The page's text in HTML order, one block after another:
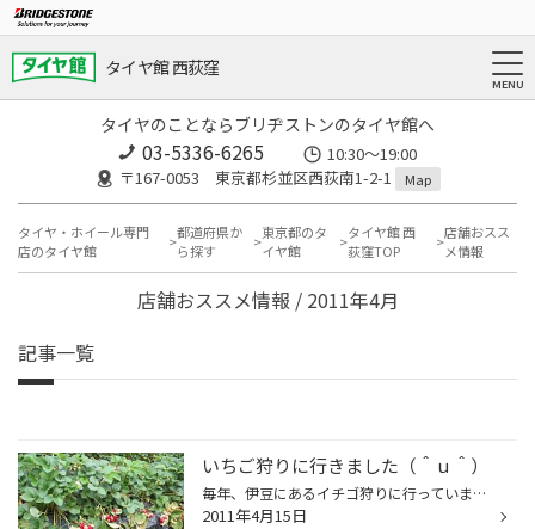
タイヤ館 西荻窪
タイヤのことならブリヂストンのタイヤ館へ
03-5336-6265
10:30～19:00
〒167-0053 東京都杉並区西荻南1-2-1
Map
タイヤ・ホイール専門
店のタイヤ館
都道府県か
ら探す
東京都のタ
イヤ館
タイヤ館 西
荻窪TOP
店舗おスス
メ情報
店舗おススメ情報 / 2011年4月
記事一覧
いちご狩りに行きました（＾ｕ＾）
毎年、伊豆にあるイチゴ狩りに行っていますが 今年はこの震災の影響もありお客さんが ほとんどいない状況で食べ放題でした（＾ｕ＾） 又１５日は『イチゴの日』ということで ジャムをプレゼントにもらうことも出来て 久々のリフレッシュを満喫してきました。 まだまだGWも間に合うみたいですので 機...
2011年4月15日